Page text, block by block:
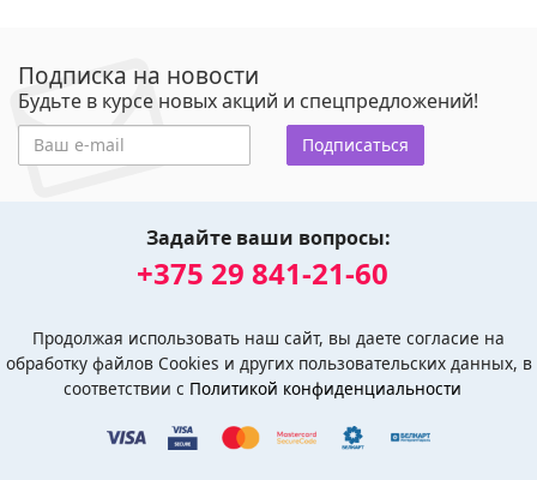
Подписка на новости
Будьте в курсе новых акций и спецпредложений!
Подписаться
Задайте ваши вопросы:
+375 29 841-21-60
Продолжая использовать наш сайт, вы даете согласие на
обработку файлов Cookies и других пользовательских данных, в
соответствии с Политикой конфиденциальности